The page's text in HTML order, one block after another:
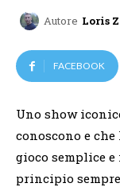
Autore Loris
FACEBOOK
Uno show
conoscono e
gioco semplice
principio